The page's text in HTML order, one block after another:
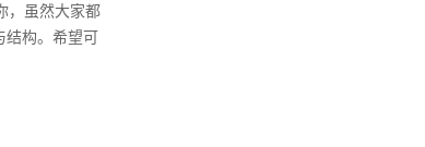
，虽然大家都
构。希望可